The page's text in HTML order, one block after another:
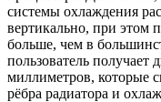
системы охлаждения
вертикально, при этом
больше, чем в
пользователь получает
миллиметров, которые
рёбра радиатора и